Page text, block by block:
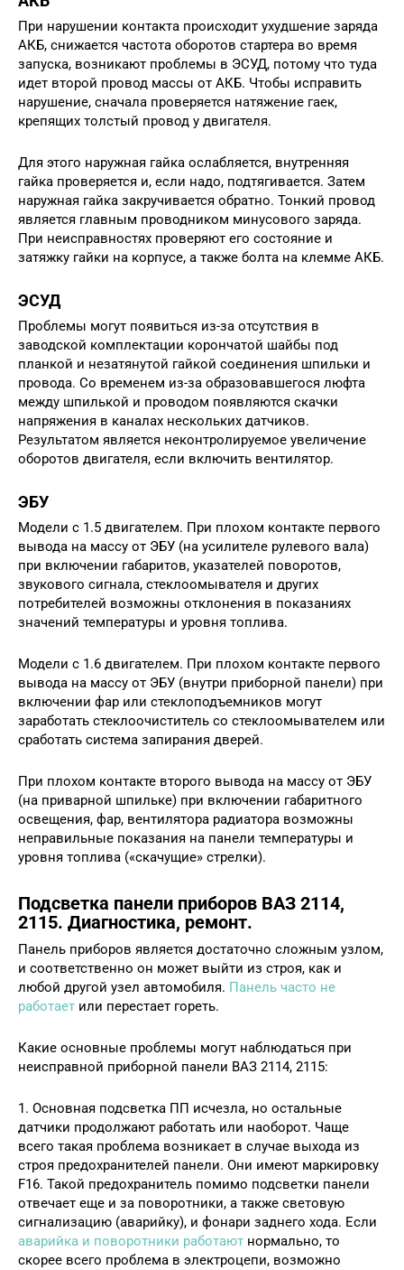
При нарушении контакта происходит ухудшение заряда
АКБ, снижается частота оборотов стартера во время
запуска, возникают проблемы в ЭСУД, потому что туда
идет второй провод массы от АКБ. Чтобы исправить
нарушение, сначала проверяется натяжение гаек,
крепящих толстый провод у двигателя.
Для этого наружная гайка ослабляется, внутренняя
гайка проверяется и, если надо, подтягивается. Затем
наружная гайка закручивается обратно. Тонкий провод
является главным проводником минусового заряда.
При неисправностях проверяют его состояние и
затяжку гайки на корпусе, а также болта на клемме АКБ.
ЭСУД
Проблемы могут появиться из-за отсутствия в
заводской комплектации корончатой шайбы под
планкой и незатянутой гайкой соединения шпильки и
провода. Со временем из-за образовавшегося люфта
между шпилькой и проводом появляются скачки
напряжения в каналах нескольких датчиков.
Результатом является неконтролируемое увеличение
оборотов двигателя, если включить вентилятор.
ЭБУ
Модели с 1.5 двигателем. При плохом контакте первого
вывода на массу от ЭБУ (на усилителе рулевого вала)
при включении габаритов, указателей поворотов,
звукового сигнала, стеклоомывателя и других
потребителей возможны отклонения в показаниях
значений температуры и уровня топлива.
Модели с 1.6 двигателем. При плохом контакте первого
вывода на массу от ЭБУ (внутри приборной панели) при
включении фар или стеклоподъемников могут
заработать стеклоочиститель со стеклоомывателем или
сработать система запирания дверей.
При плохом контакте второго вывода на массу от ЭБУ
(на приварной шпильке) при включении габаритного
освещения, фар, вентилятора радиатора возможны
неправильные показания на панели температуры и
уровня топлива («скачущие» стрелки).
Подсветка панели приборов ВАЗ 2114,
2115. Диагностика, ремонт.
Панель приборов является достаточно сложным узлом,
и соответственно он может выйти из строя, как и
любой другой узел автомобиля. Панель часто не
работает или перестает гореть.
Какие основные проблемы могут наблюдаться при
неисправной приборной панели ВАЗ 2114, 2115:
1. Основная подсветка ПП исчезла, но остальные
датчики продолжают работать или наоборот. Чаще
всего такая проблема возникает в случае выхода из
строя предохранителей панели. Они имеют маркировку
F16. Такой предохранитель помимо подсветки панели
отвечает еще и за поворотники, а также световую
сигнализацию (аварийку), и фонари заднего хода. Если
аварийка и поворотники работают нормально, то
скорее всего проблема в электроцепи, возможно